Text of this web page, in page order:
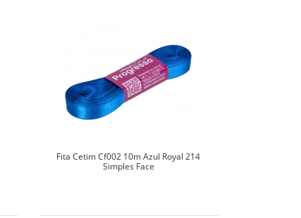
Fita Cetim Cf002 10m Azul Royal 214
Simples Face